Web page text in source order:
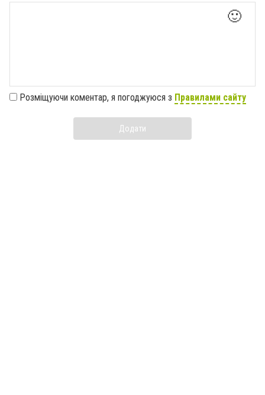
🙂
Розміщуючи коментар, я погоджуюся з Правилами сайту
Додати